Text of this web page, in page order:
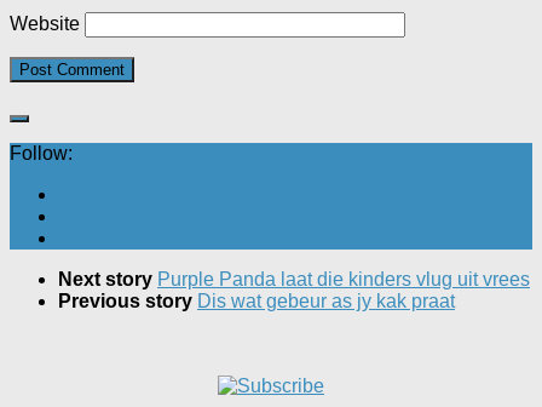
Website
Follow:
Next story Purple Panda laat die kinders vlug uit vrees
Previous story Dis wat gebeur as jy kak praat